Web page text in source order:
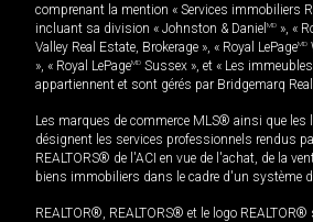
comprenant la mention « Services immobiliers
incluant sa division « Johnston & Daniel MD », «
Valley Real Estate, Brokerage », « Royal LePageMD
», « Royal LePageMD Sussex », et « Les
appartiennent et sont gérés par Bridgemarq
Les marques de commerce MLS® ainsi que
désignent les services professionnels rendus
REALTORS® de l'ACI en vue de l'achat, de la
biens immobiliers dans le cadre d'un système
REALTOR®, REALTORS® et le logo